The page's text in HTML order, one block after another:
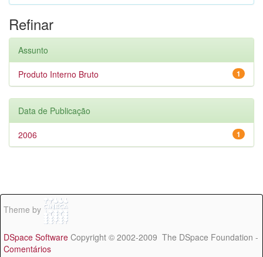
Refinar
Assunto
1
Produto Interno Bruto
Data de Publicação
1
2006
Theme by
DSpace Software Copyright © 2002-2009 The DSpace Foundation -
Comentários